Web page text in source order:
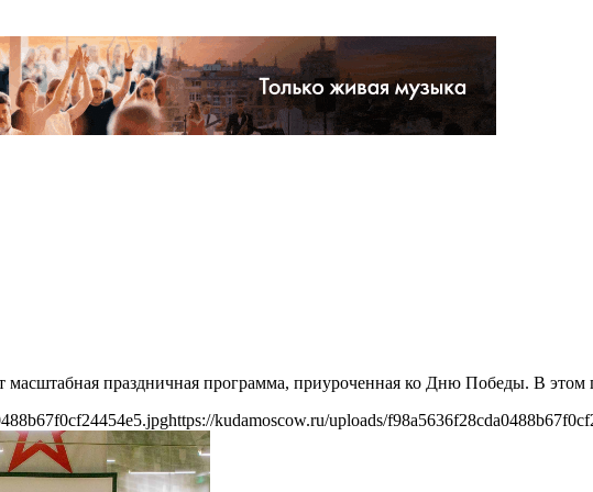
масштабная праздничная программа, приуроченная ко Дню Победы. В этом
https://kudamoscow.ru/uploads/